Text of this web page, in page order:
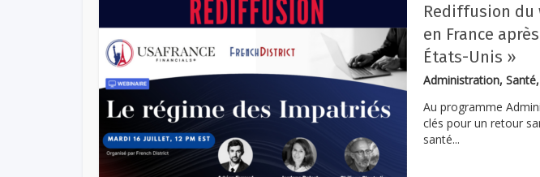
Rediffusion du
en France
États-Unis »
Administration,
Au programme
clés pour un retour
santé...